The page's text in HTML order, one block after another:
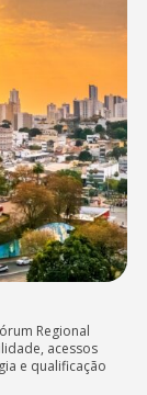
Regional
acessos
e qualificação